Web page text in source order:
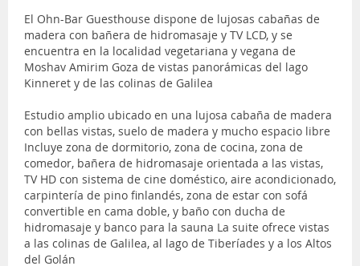
El Ohn-Bar Guesthouse dispone de lujosas cabañas de
madera con bañera de hidromasaje y TV LCD, y se
encuentra en la localidad vegetariana y vegana de
Moshav Amirim Goza de vistas panorámicas del lago
Kinneret y de las colinas de Galilea
Estudio amplio ubicado en una lujosa cabaña de madera
con bellas vistas, suelo de madera y mucho espacio libre
Incluye zona de dormitorio, zona de cocina, zona de
comedor, bañera de hidromasaje orientada a las vistas,
TV HD con sistema de cine doméstico, aire acondicionado,
carpintería de pino finlandés, zona de estar con sofá
convertible en cama doble, y baño con ducha de
hidromasaje y banco para la sauna La suite ofrece vistas
a las colinas de Galilea, al lago de Tiberíades y a los Altos
del Golán